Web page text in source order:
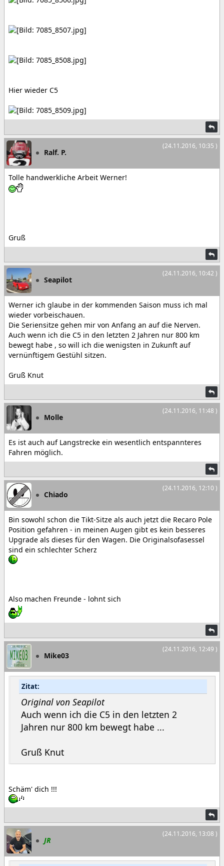
Hier wieder C5
(24.11.2016, 10:35 )
Ralf. P.
Tolle handwerkliche Arbeit Werner!
Gruß
(24.11.2016, 10:42 )
Seapilot
Werner ich glaube in der kommenden Saison muss ich mal
wieder vorbeischauen.
Die Seriensitze gehen mir von Anfang an auf die Nerven.
Auch wenn ich die C5 in den letzten 2 Jahren nur 800 km
bewegt habe , so will ich die wenigsten in Zukunft auf
vernünftigem Gestühl sitzen.
Gruß Knut
(24.11.2016, 11:48 )
Molle
Es ist auch auf Langstrecke ein wesentlich entspannteres
Fahren möglich.
(24.11.2016, 12:10 )
Chiado
Bin sowohl schon die Tikt-Sitze als auch jetzt die Recaro Pole
Position gefahren - in meinen Augen gibt es kein besseres
Upgrade als dieses für den Wagen. Die Originalsofasessel
sind ein schlechter Scherz
Also machen Freunde - lohnt sich
(24.11.2016, 12:49 )
Mike03
Zitat:
Original von Seapilot
Auch wenn ich die C5 in den letzten 2
Jahren nur 800 km bewegt habe ...
Gruß Knut
Schäm' dich !!!
(24.11.2016, 13:08 )
JR